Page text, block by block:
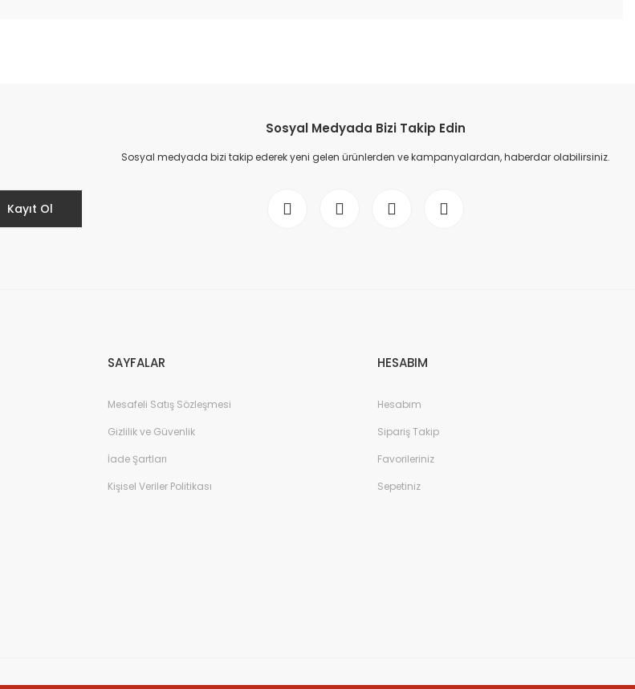
Kayıt Ol
Sosyal Medyada Bizi Takip Edin
Sosyal medyada bizi takip ederek yeni gelen ürünlerden ve kampanyalardan, haberdar olabilirsiniz.
SAYFALAR
Mesafeli Satış Sözleşmesi
Gizlilik ve Güvenlik
İade Şartları
Kişisel Veriler Politikası
HESABIM
Hesabım
Sipariş Takip
Favorileriniz
Sepetiniz